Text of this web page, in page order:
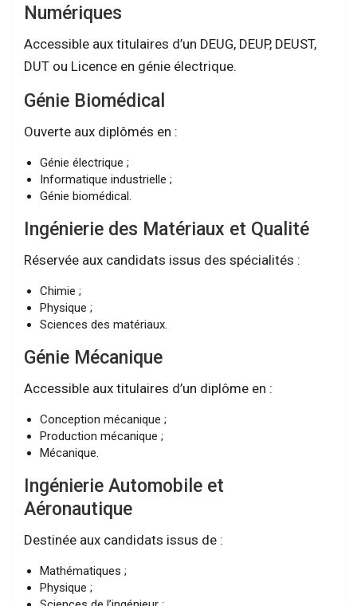
Numériques
Accessible aux titulaires d’un DEUG, DEUP, DEUST,
DUT ou Licence en génie électrique.
Génie Biomédical
Ouverte aux diplômés en :
Génie électrique ;
Informatique industrielle ;
Génie biomédical.
Ingénierie des Matériaux et Qualité
Réservée aux candidats issus des spécialités :
Chimie ;
Physique ;
Sciences des matériaux.
Génie Mécanique
Accessible aux titulaires d’un diplôme en :
Conception mécanique ;
Production mécanique ;
Mécanique.
Ingénierie Automobile et
Aéronautique
Destinée aux candidats issus de :
Mathématiques ;
Physique ;